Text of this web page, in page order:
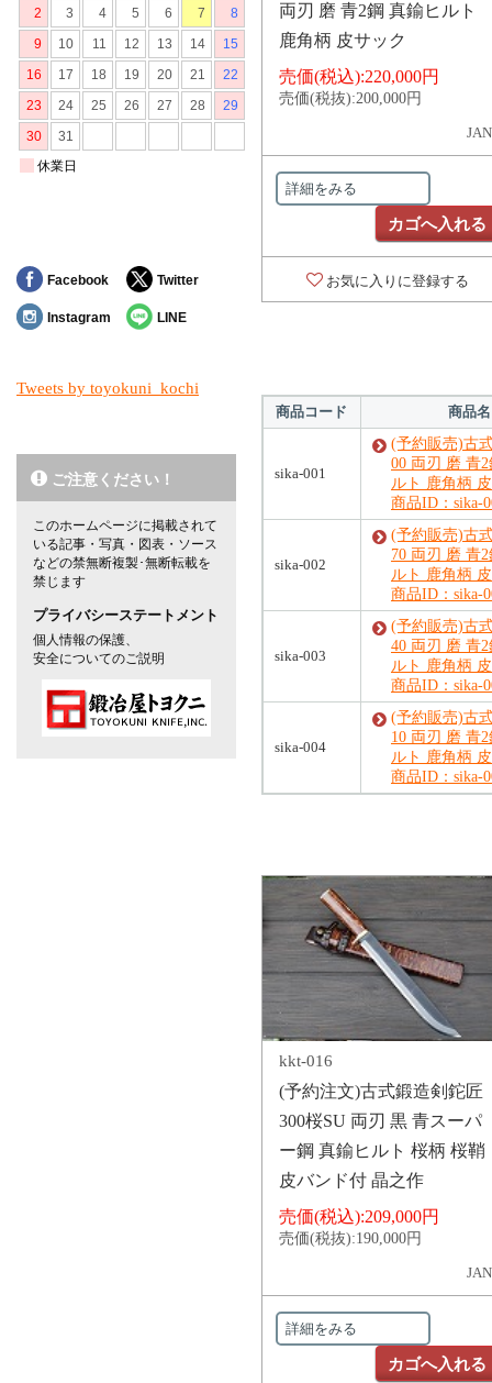
両刃 磨 青2鋼 真鍮ヒルト
鹿角柄 皮サック
売価(税込):220,000円
売価(税抜):200,000円
詳細をみる
カゴへ入れる
お気に入りに登録する
商品コード 商品名
sika-001
(予約販売)古
00 両刃 磨 青
ルト 鹿角柄
商品ID：sika-
sika-002
(予約販売)古
70 両刃 磨 青
ルト 鹿角柄
商品ID：sika-
sika-003
(予約販売)古
40 両刃 磨 青
ルト 鹿角柄
商品ID：sika-
sika-004
(予約販売)古
10 両刃 磨 青
ルト 鹿角柄
商品ID：sika-
kkt-016
(予約注文)古式鍛造剣鉈匠
300桜SU 両刃 黒 青スーパ
ー鋼 真鍮ヒルト 桜柄 桜鞘
皮バンド付 晶之作
売価(税込):209,000円
売価(税抜):190,000円
詳細をみる
カゴへ入れる
Facebook Twitter
Instagram LINE
Tweets by toyokuni_kochi
ご注意ください！
このホームページに掲載されて
いる記事・写真・図表・ソース
などの禁無断複製･無断転載を
禁じます
プライバシーステートメント
個人情報の保護、
安全についてのご説明